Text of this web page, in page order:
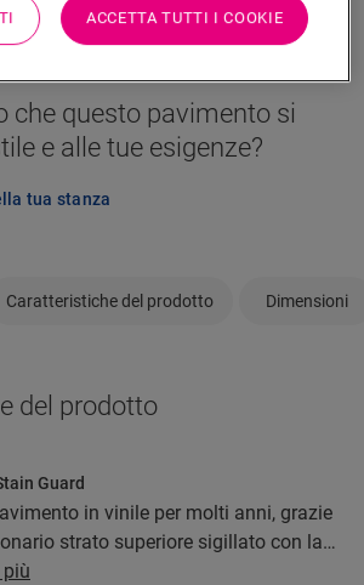
CERCA
che questo pavimento si
e alle tue esigenze?
tua stanza
Caratteristiche del prodotto Dimensioni
del prodotto
Guard
in vinile per molti anni, grazie
strato superiore sigillato con la
Stain and Scratch Guard. Questo
ACCETTA TUTTI I COOKIE